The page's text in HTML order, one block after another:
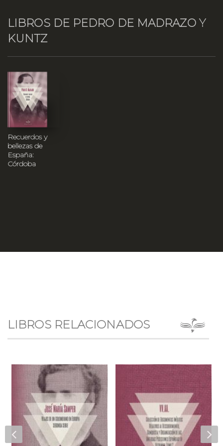
LIBROS DE PEDRO DE MADRAZO Y
KUNTZ
Recuerdos y
bellezas de
España:
Córdoba
LIBROS RELACIONADOS